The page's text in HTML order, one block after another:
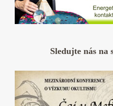
Sledujte nás na